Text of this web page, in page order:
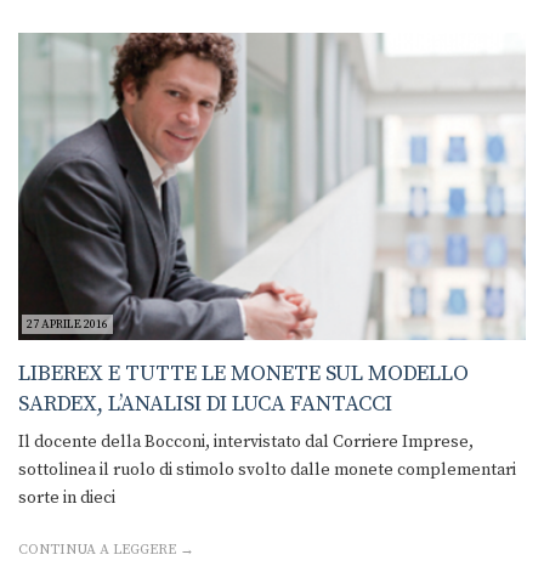
27 APRILE 2016
LIBEREX E TUTTE LE MONETE SUL MODELLO
SARDEX, L’ANALISI DI LUCA FANTACCI
Il docente della Bocconi, intervistato dal Corriere Imprese,
sottolinea il ruolo di stimolo svolto dalle monete complementari
sorte in dieci
CONTINUA A LEGGERE →